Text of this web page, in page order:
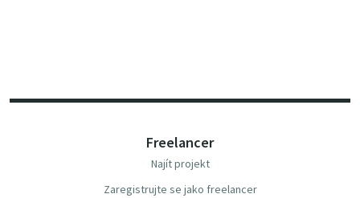
Freelancer
Najít projekt
Zaregistrujte se jako freelancer